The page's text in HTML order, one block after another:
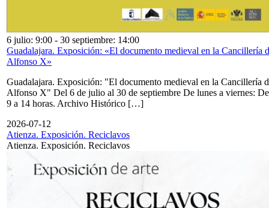
6 julio: 9:00 - 30 septiembre: 14:00
Guadalajara. Exposición: «El documento medieval en la Cancillería
Alfonso X»
Guadalajara. Exposición: "El documento medieval en la Cancillería
Alfonso X" Del 6 de julio al 30 de septiembre De lunes a viernes: De
9 a 14 horas. Archivo Histórico […]
2026-07-12
Atienza. Exposición. Reciclavos
Atienza. Exposición. Reciclavos